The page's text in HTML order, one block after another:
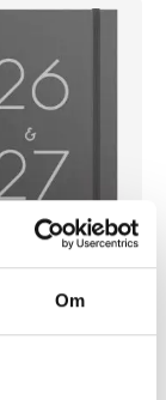
Om
ca 1-2 dagar